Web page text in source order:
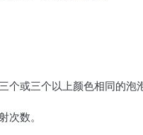
个或三个以上颜色相同的泡
数。